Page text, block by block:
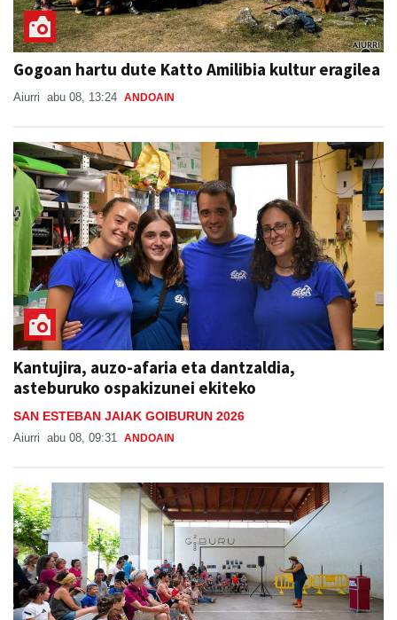
Gogoan hartu dute Katto Amilibia kultur eragilea
Aiurri abu 08, 13:24 ANDOAIN
Kantujira, auzo-afaria eta dantzaldia,
asteburuko ospakizunei ekiteko
SAN ESTEBAN JAIAK GOIBURUN 2026
Aiurri abu 08, 09:31 ANDOAIN